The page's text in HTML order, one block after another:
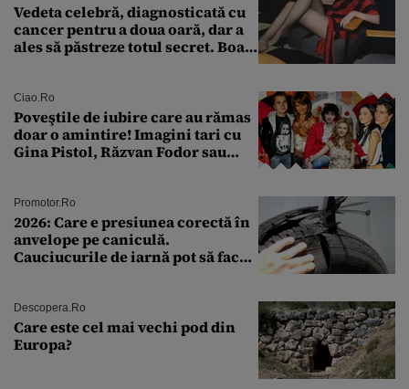
Vedeta celebră, diagnosticată cu
cancer pentru a doua oară, dar a
ales să păstreze totul secret. Boala
Ciao.ro
Poveştile de iubire care au rămas
doar o amintire! Imagini tari cu
Gina Pistol, Răzvan Fodor sau
Promotor.ro
2026: Care e presiunea corectă în
anvelope pe caniculă.
Cauciucurile de iarnă pot să facă
Descopera.ro
Care este cel mai vechi pod din
Europa?